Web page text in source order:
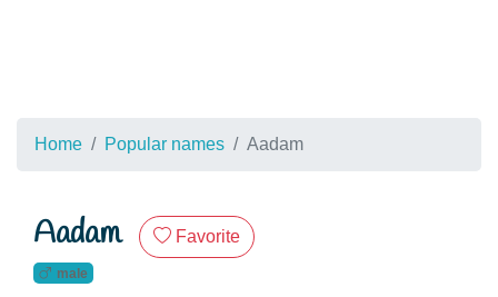
Home Popular names Aadam
Aadam Favorite
male